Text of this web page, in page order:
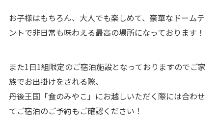
お子様はもちろん、大人でも楽しめて、豪華なドームテ
ントで非日常も味わえる最高の場所になっております！
また1日1組限定のご宿泊施設となっておりますのでご家
族でお出掛けをされる際、
丹後王国「食のみやこ」にお越しいただく際には合わせ
てご宿泊のご予約もご確認ください！